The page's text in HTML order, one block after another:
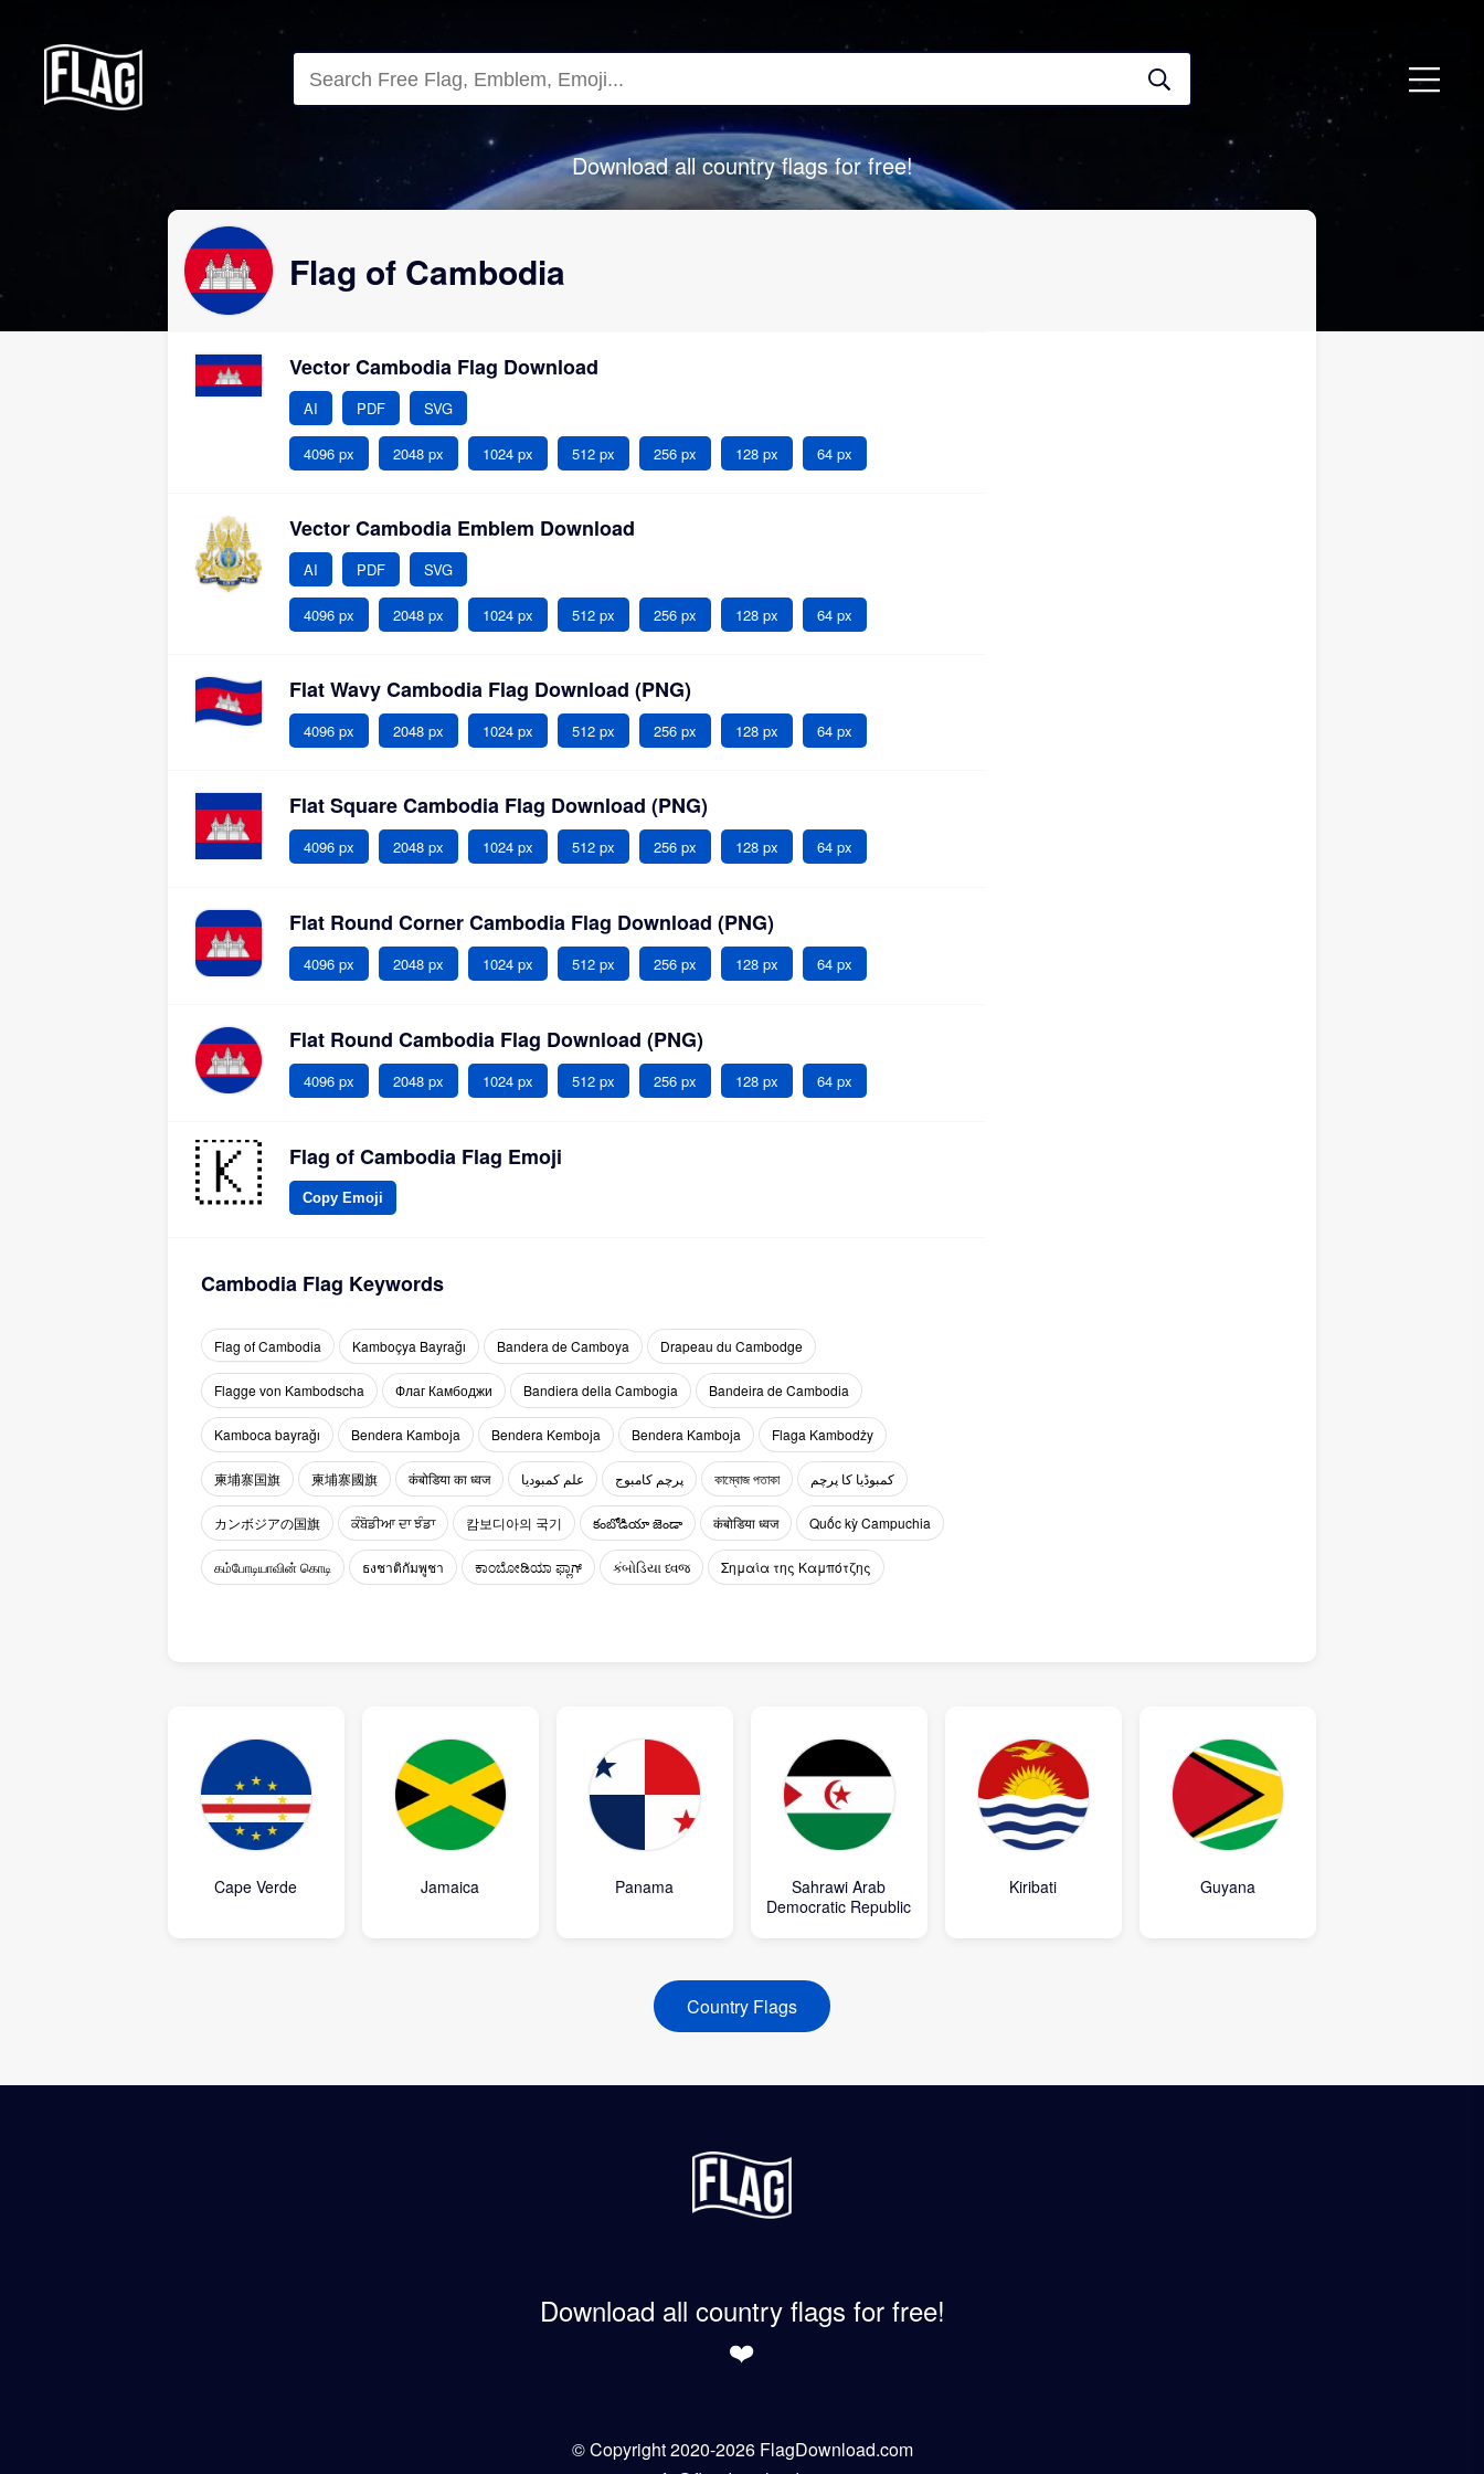
Download all country flags for free!
Flag of Cambodia
Vector Cambodia Flag Download
AI PDF SVG
4096 px 2048 px 1024 px 512 px 256 px 128 px 64 px
Vector Cambodia Emblem Download
AI PDF SVG
4096 px 2048 px 1024 px 512 px 256 px 128 px 64 px
Flat Wavy Cambodia Flag Download (PNG)
4096 px 2048 px 1024 px 512 px 256 px 128 px 64 px
Flat Square Cambodia Flag Download (PNG)
4096 px 2048 px 1024 px 512 px 256 px 128 px 64 px
Flat Round Corner Cambodia Flag Download (PNG)
4096 px 2048 px 1024 px 512 px 256 px 128 px 64 px
Flat Round Cambodia Flag Download (PNG)
4096 px 2048 px 1024 px 512 px 256 px 128 px 64 px
Flag of Cambodia Flag Emoji
Copy Emoji
Cambodia Flag Keywords
Flag of Cambodia Kamboçya Bayrağı Bandera de Camboya Drapeau du Cambodge
Flagge von Kambodscha Флаг Камбоджи Bandiera della Cambogia Bandeira de Cambodia
Kamboca bayrağı Bendera Kamboja Bendera Kemboja Bendera Kamboja Flaga Kambodży
柬埔寨国旗 柬埔寨國旗 कंबोडिया का ध्वज علم كمبوديا پرچم کامبوج কাম্বোজ পতাকা کمبوڈیا کا پرچم
カンボジアの国旗 ਕੰਬੋਡੀਆ ਦਾ ਝੰਡਾ 캄보디아의 국기 కంబోడియా జెండా कंबोडिया ध्वज Quốc kỳ Campuchia
கம்போடியாவின் கொடி ธงชาติกัมพูชา ಕಾಂಬೋಡಿಯಾ ಫ್ಲಾಗ್ કંબોડિયા ધ્વજ Σημαία της Καμπότζης
Cape Verde Jamaica Panama
Sahrawi Arab
Democratic Republic
Kiribati Guyana
Country Flags
Download all country flags for free!
❤️
© Copyright 2020-2026 FlagDownload.com